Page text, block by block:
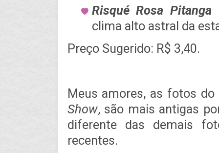
Risqué Rosa Pitanga
clima alto astral da
Preço Sugerido: R$ 3,40.
Meus amores, as fotos do
Show, são mais antigas
diferente das demais
recentes.